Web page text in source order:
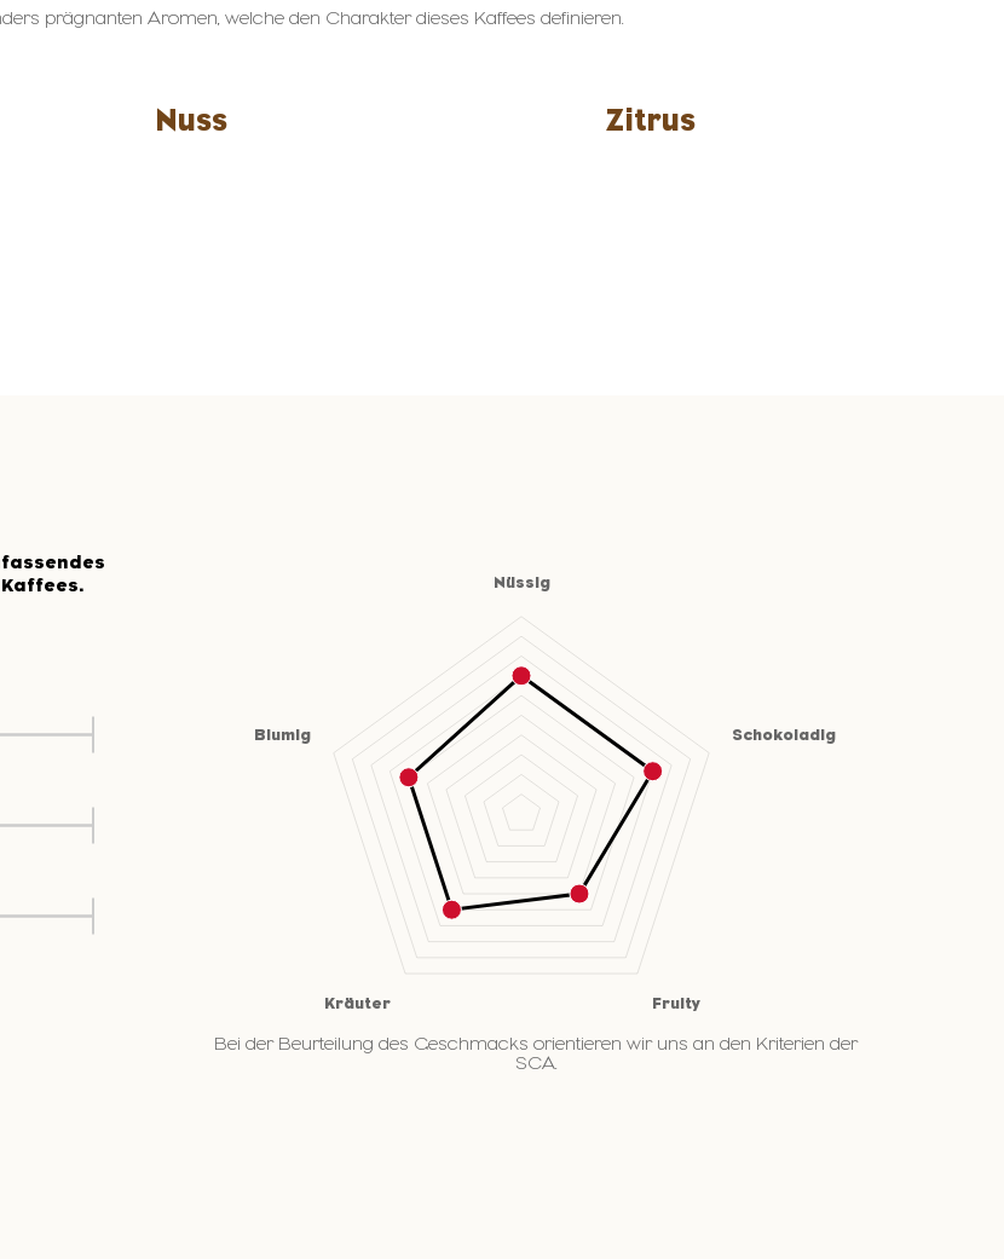
prägnanten Aromen, welche den Charakter dieses Kaffees definieren.
Nuss Zitrus
Bei der Beurteilung des Geschmacks orientieren wir uns an den Kriterien der
SCA.